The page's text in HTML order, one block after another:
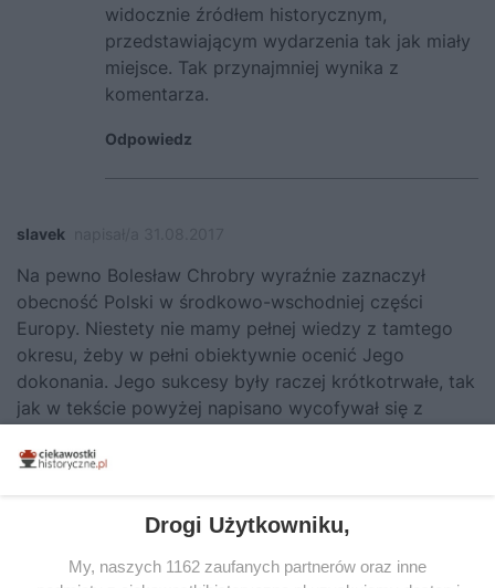
widocznie źródłem historycznym,
przedstawiającym wydarzenia tak jak miały
miejsce. Tak przynajmniej wynika z
komentarza.
Odpowiedz
slavek
Na pewno Bolesław Chrobry wyraźnie zaznaczył
obecność Polski w środkowo-wschodniej części
Europy. Niestety nie mamy pełnej wiedzy z tamtego
okresu, żeby w pełni obiektywnie ocenić Jego
dokonania. Jego sukcesy były raczej krótkotrwałe, tak
jak w tekście powyżej napisano wycofywał się z
swoim następcom, że nie należy mieć kompleksów
co najmniej równie silne państwo polskie.
Odpowiedz
Drogi Użytkowniku,
My, naszych 1162 zaufanych partnerów oraz inne